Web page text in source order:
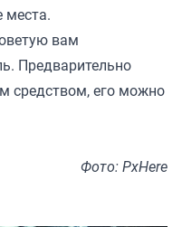
места.
вам
Предварительно
средством, его можно
Фото: PxHere